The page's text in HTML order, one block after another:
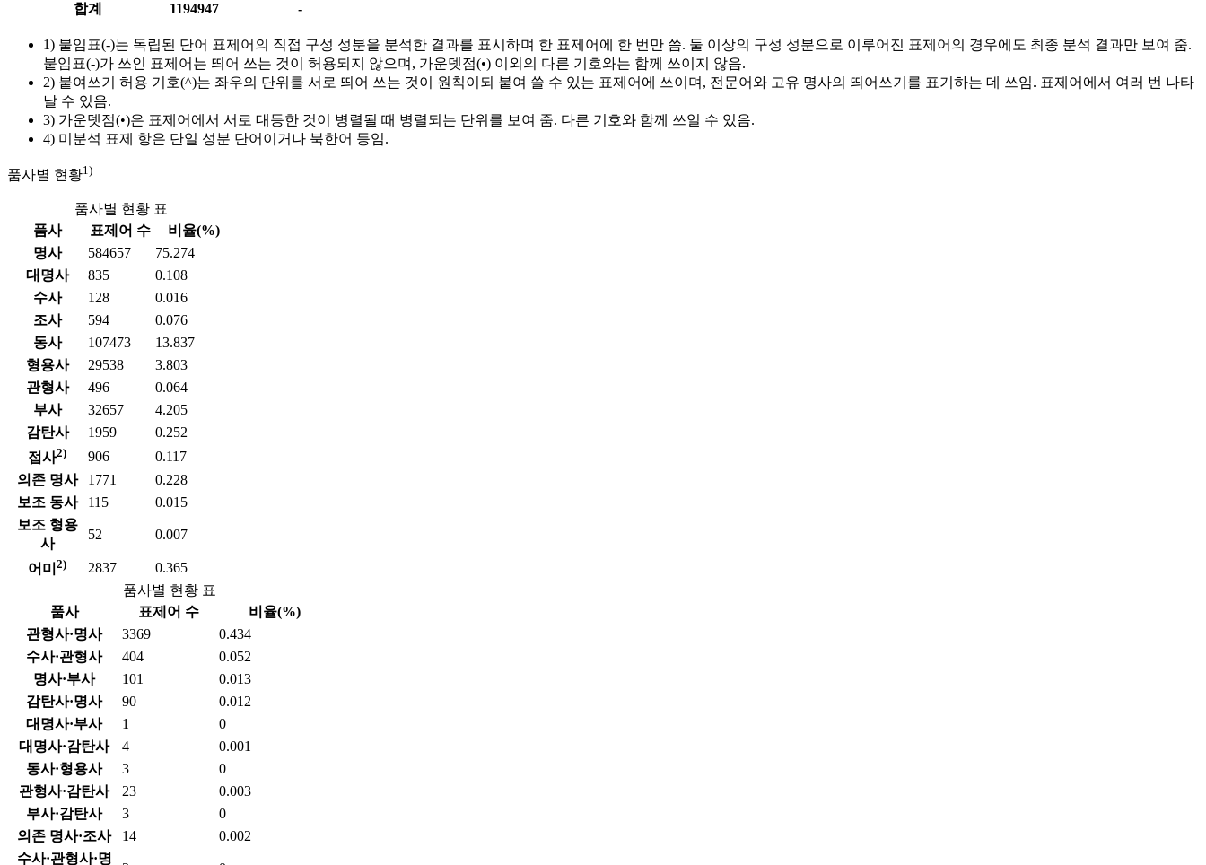
합계
1194947 -
1) 붙임표(-)는 독립된 단어 표제어의 직접 구성 성분을 분석한 결과를 표시하며 한 표제어에 한 번만 씀. 둘 이상의 구성 성분으로 이루어진 표제어의 경우에도 최종 분석 결과만 보여 줌.
붙임표(-)가 쓰인 표제어는 띄어 쓰는 것이 허용되지 않으며, 가운뎃점(•) 이외의 다른 기호와는 함께 쓰이지 않음.
2) 붙여쓰기 허용 기호(^)는 좌우의 단위를 서로 띄어 쓰는 것이 원칙이되 붙여 쓸 수 있는 표제어에 쓰이며, 전문어와 고유 명사의 띄어쓰기를 표기하는 데 쓰임. 표제어에서 여러 번 나타
날 수 있음.
3) 가운뎃점(•)은 표제어에서 서로 대등한 것이 병렬될 때 병렬되는 단위를 보여 줌. 다른 기호와 함께 쓰일 수 있음.
4) 미분석 표제 항은 단일 성분 단어이거나 북한어 등임.
품사별 현황1)
품사별 현황 표
품사
표제어 수
비율(%)
명사
584657
75.274
대명사
835
0.108
수사
128
0.016
조사
594
0.076
동사
107473
13.837
형용사
29538
3.803
관형사
496
0.064
부사
32657
4.205
감탄사
1959
0.252
접사2) 906
0.117
의존 명사
1771
0.228
보조 동사
115
0.015
보조 형용
사
52 0.007
어미 2) 2837
0.365
품사별 현황 표
품사
표제어 수
비율(%)
관형사·명사
3369
0.434
수사·관형사
404
0.052
명사·부사
101
0.013
감탄사·명사
90
0.012
대명사·부사
1
0
대명사·감탄사
4
0.001
동사·형용사
3
0
관형사·감탄사
23
0.003
부사·감탄사
3
0
의존 명사·조사
14
0.002
수사·관형사·명